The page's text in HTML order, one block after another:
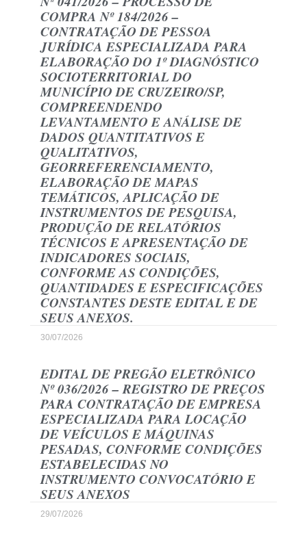
COMPRA Nº 184/2026 –
CONTRATAÇÃO DE PESSOA
JURÍDICA ESPECIALIZADA PARA
ELABORAÇÃO DO 1º DIAGNÓSTICO
SOCIOTERRITORIAL DO
MUNICÍPIO DE CRUZEIRO/SP,
COMPREENDENDO
LEVANTAMENTO E ANÁLISE DE
DADOS QUANTITATIVOS E
QUALITATIVOS,
GEORREFERENCIAMENTO,
ELABORAÇÃO DE MAPAS
TEMÁTICOS, APLICAÇÃO DE
INSTRUMENTOS DE PESQUISA,
PRODUÇÃO DE RELATÓRIOS
TÉCNICOS E APRESENTAÇÃO DE
INDICADORES SOCIAIS,
CONFORME AS CONDIÇÕES,
QUANTIDADES E ESPECIFICAÇÕES
CONSTANTES DESTE EDITAL E DE
SEUS ANEXOS.
30/07/2026
EDITAL DE PREGÃO ELETRÔNICO
Nº 036/2026 – REGISTRO DE PREÇOS
PARA CONTRATAÇÃO DE EMPRESA
ESPECIALIZADA PARA LOCAÇÃO
DE VEÍCULOS E MÁQUINAS
PESADAS, CONFORME CONDIÇÕES
ESTABELECIDAS NO
INSTRUMENTO CONVOCATÓRIO E
SEUS ANEXOS
29/07/2026